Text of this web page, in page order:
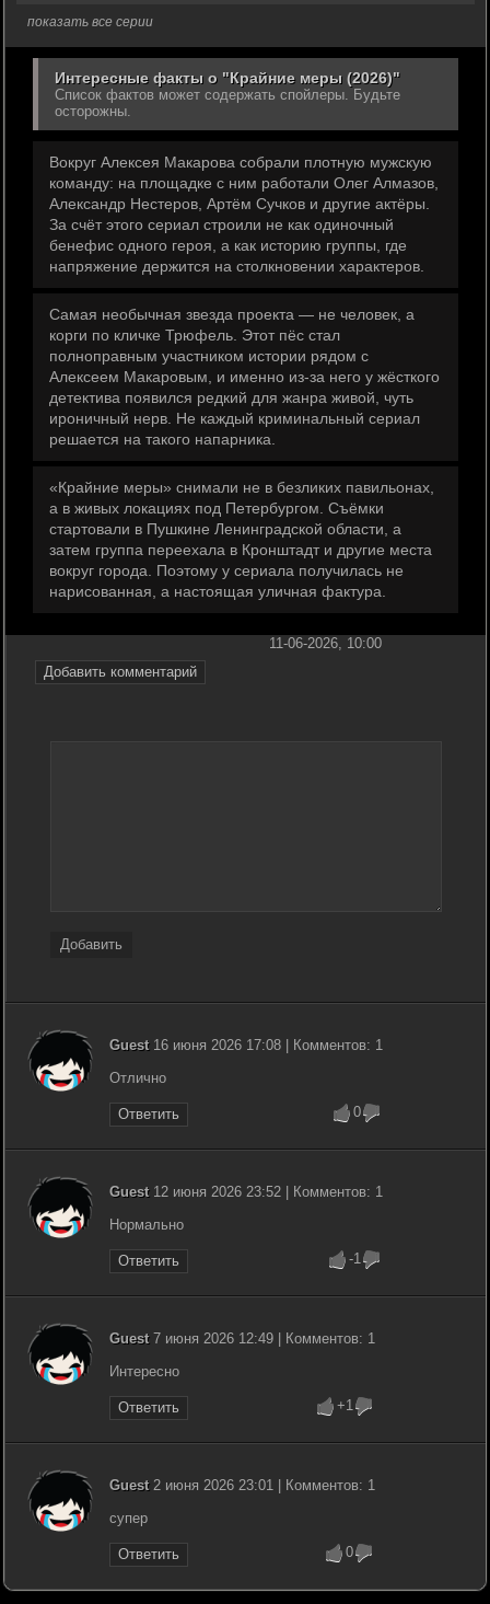
показать все серии
Интересные факты о "Крайние меры (2026)"
Список фактов может содержать спойлеры. Будьте
осторожны.
Вокруг Алексея Макарова собрали плотную мужскую
команду: на площадке с ним работали Олег Алмазов,
Александр Нестеров, Артём Сучков и другие актёры.
За счёт этого сериал строили не как одиночный
бенефис одного героя, а как историю группы, где
напряжение держится на столкновении характеров.
Самая необычная звезда проекта — не человек, а
корги по кличке Трюфель. Этот пёс стал
полноправным участником истории рядом с
Алексеем Макаровым, и именно из-за него у жёсткого
детектива появился редкий для жанра живой, чуть
ироничный нерв. Не каждый криминальный сериал
решается на такого напарника.
«Крайние меры» снимали не в безликих павильонах,
а в живых локациях под Петербургом. Съёмки
стартовали в Пушкине Ленинградской области, а
затем группа переехала в Кронштадт и другие места
вокруг города. Поэтому у сериала получилась не
нарисованная, а настоящая уличная фактура.
Добавить комментарий
11-06-2026, 10:00
Добавить
Guest16 июня 2026 17:08 | Комментов: 1
Отлично
Ответить 0
Guest12 июня 2026 23:52 | Комментов: 1
Нормально
Ответить -1
Guest7 июня 2026 12:49 | Комментов: 1
Интересно
Ответить +1
Guest2 июня 2026 23:01 | Комментов: 1
супер
Ответить 0